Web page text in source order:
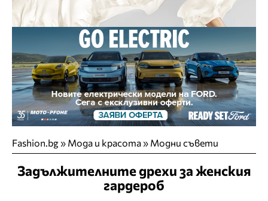
Fashion.bg» Мода и красота» Модни съвети
Задължителните дрехи за женския
гардероб